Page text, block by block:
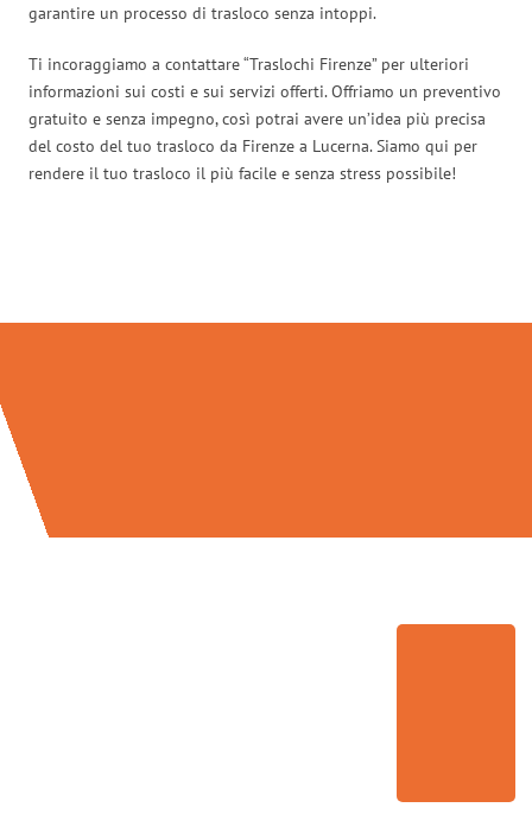
garantire un processo di trasloco senza intoppi.
Ti incoraggiamo a contattare “Traslochi Firenze” per ulteriori
informazioni sui costi e sui servizi offerti. Offriamo un preventivo
gratuito e senza impegno, così potrai avere un’idea più precisa
del costo del tuo trasloco da Firenze a Lucerna. Siamo qui per
rendere il tuo trasloco il più facile e senza stress possibile!